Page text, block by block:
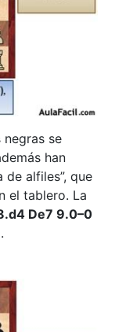
negras se
han
alfiles”, que
el tablero. La
De7 9.0–0